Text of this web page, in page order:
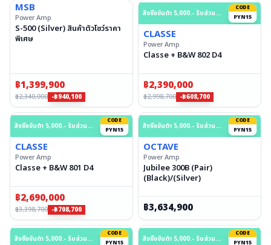
MSB
Power Amp
S-500 (Silver) สินค้าตัวโชว์ราคา
พิเศษ
฿1,399,900
฿2,340,000 -฿940,100
สั่งซื้อขั้นต่ำ 5,000.- รับส่วนลด 15% สูงสุด 50,000.- บาท
CODE
PYN15
CLASSE
Power Amp
Classe + B&W 802 D4
฿2,390,000
฿2,998,700 -฿608,700
สั่งซื้อขั้นต่ำ 5,000.- รับส่วนลด 15% สูงสุด 50,000.- บาท
CODE
PYN15
CLASSE
Power Amp
Classe + B&W 801 D4
฿2,690,000
฿3,398,700 -฿708,700
สั่งซื้อขั้นต่ำ 5,000.- รับส่วนลด 15% สูงสุด 50,000.- บาท
CODE
PYN15
OCTAVE
Power Amp
Jubilee 300B (Pair)
(Black)/(Silver)
฿3,634,900
สั่งซื้อขั้นต่ำ 5,000.- รับส่วนลด 15% สูงสุด 50,000.- บาท
CODE
PYN15 สั่งซื้อขั้นต่ำ 5,000.- รับส่วนลด 15% สูงสุด 50,000.- บาท
CODE
PYN15